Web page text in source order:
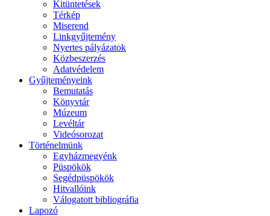
Kitüntetések
Térkép
Miserend
Linkgyűjtemény
Nyertes pályázatok
Közbeszerzés
Adatvédelem
Gyűjteményeink
Bemutatás
Könyvtár
Múzeum
Levéltár
Videósorozat
Történelmünk
Egyházmegyénk
Püspökök
Segédpüspökök
Hitvallóink
Válogatott bibliográfia
Lapozó